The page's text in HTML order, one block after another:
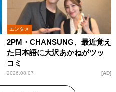
エンタメ
2PM・CHANSUNG、最近覚え
た日本語に大沢あかねがツッ
コミ
2026.08.07 AD